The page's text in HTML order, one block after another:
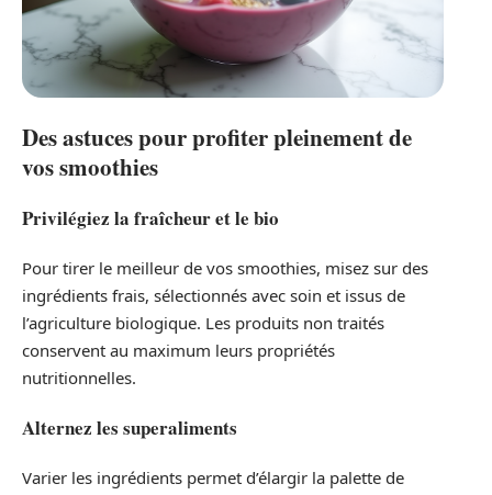
Des astuces pour profiter pleinement de
vos smoothies
Privilégiez la fraîcheur et le bio
Pour tirer le meilleur de vos smoothies, misez sur des
ingrédients frais, sélectionnés avec soin et issus de
l’agriculture biologique. Les produits non traités
conservent au maximum leurs propriétés
nutritionnelles.
Alternez les superaliments
Varier les ingrédients permet d’élargir la palette de